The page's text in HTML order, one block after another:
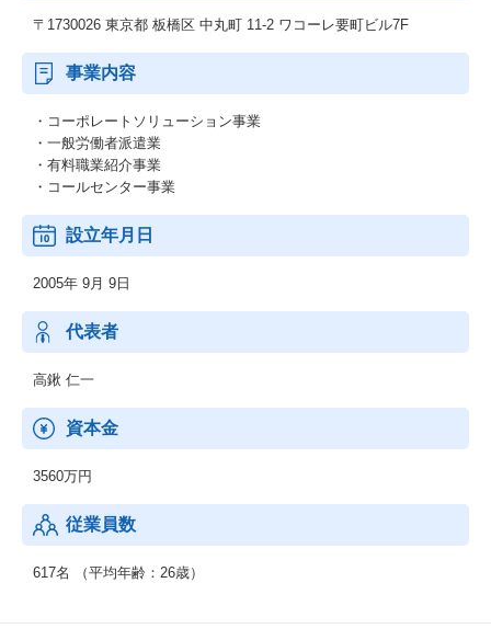
〒1730026 東京都 板橋区 中丸町 11-2 ワコーレ要町ビル7F
事業内容
・コーポレートソリューション事業
・⼀般労働者派遣業
・有料職業紹介事業
・コールセンター事業
設立年月日
2005年 9月 9日
代表者
高鍬 仁一
資本金
3560万円
従業員数
617名 （平均年齢：26歳）